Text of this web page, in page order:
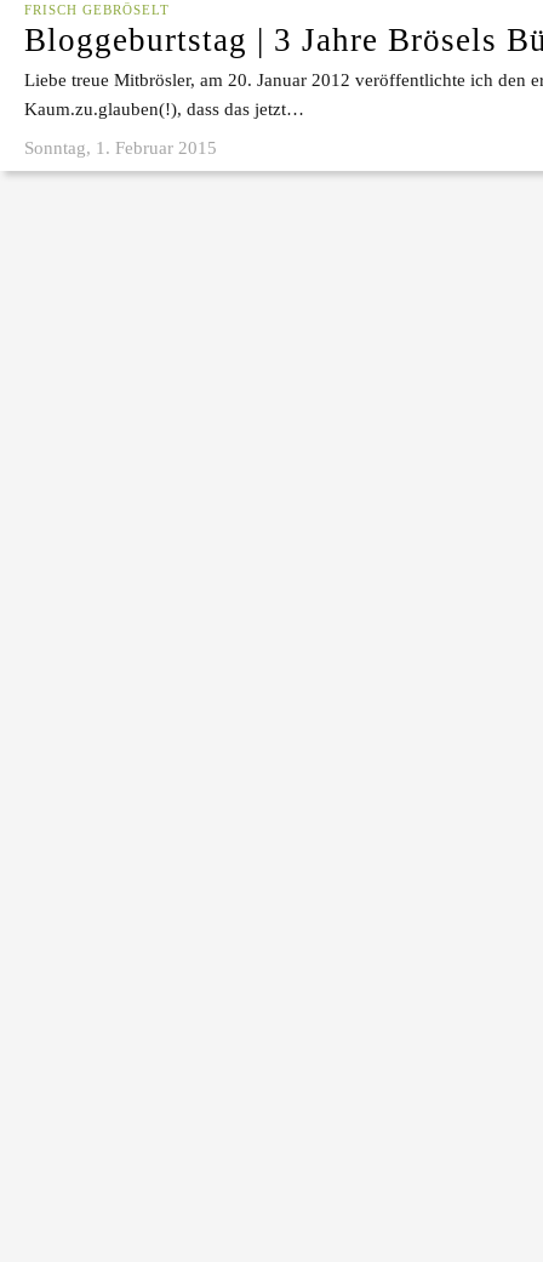
FRISCH GEBRÖSELT
Bloggeburtstag | 3 Jahre Brösels
Liebe treue Mitbrösler, am 20. Januar 2012 veröffentlichte ich den
Kaum.zu.glauben(!), dass das jetzt…
Sonntag, 1. Februar 2015